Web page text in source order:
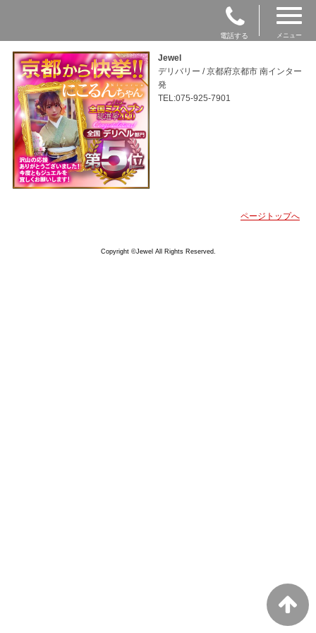
電話する メニュー
Jewel
デリバリー / 京都府京都市 南インター
発
TEL:075-925-7901
ページトップへ
Copyright ©Jewel All Rights Reserved.